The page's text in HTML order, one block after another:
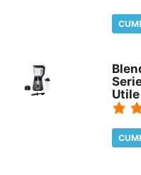
Utile